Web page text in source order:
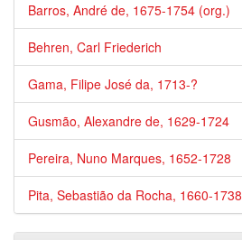
Barros, André de, 1675-1754 (org.)
Behren, Carl Friederich
Gama, Filipe José da, 1713-?
Gusmão, Alexandre de, 1629-1724
Pereira, Nuno Marques, 1652-1728
Pita, Sebastião da Rocha, 1660-1738